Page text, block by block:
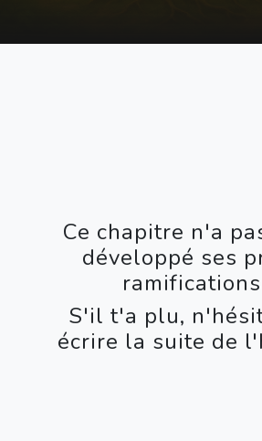
Ce chapitre n'a
développé ses
S'il t'a plu,
écrire la suite de